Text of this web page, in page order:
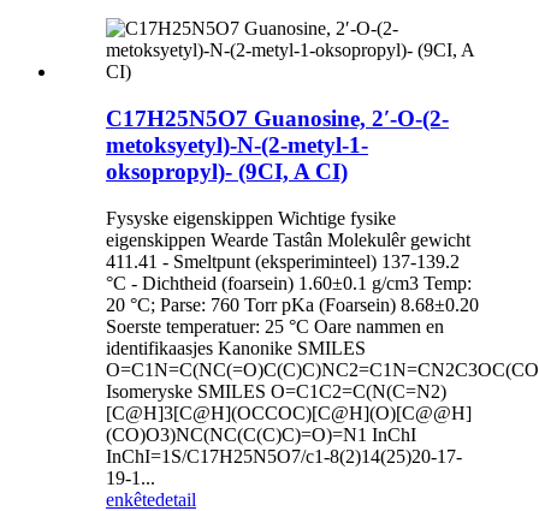
C17H25N5O7 Guanosine, 2′-O-(2-
metoksyetyl)-N-(2-metyl-1-
oksopropyl)- (9CI, A CI)
Fysyske eigenskippen Wichtige fysike
eigenskippen Wearde Tastân Molekulêr gewicht
411.41 - Smeltpunt (eksperiminteel) 137-139.2
°C - Dichtheid (foarsein) 1.60±0.1 g/cm3 Temp:
20 °C; Parse: 760 Torr pKa (Foarsein) 8.68±0.20
Soerste temperatuer: 25 °C Oare nammen en
identifikaasjes Kanonike SMILES
Isomeryske SMILES O=C1C2=C(N(C=N2)
[C@H]3[C@H](OCCOC)[C@H](O)[C@@H]
(CO)O3)NC(NC(C(C)C)=O)=N1 InChI
InChI=1S/C17H25N5O7/c1-8(2)14(25)20-17-
19-1...
enkêtedetail